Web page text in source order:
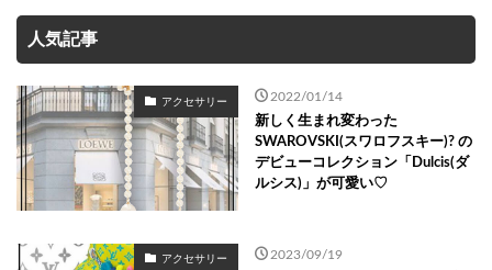
人気記事
アクセサリー 2022/01/14
新しく生まれ変わった
SWAROVSKI(スワロフスキー)? の
デビューコレクション「Dulcis(ダ
ルシス)」が可愛い♡
アクセサリー 2023/09/19